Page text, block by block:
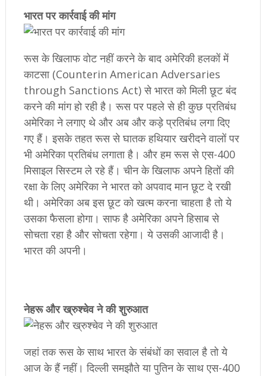
भारत पर कार्रवाई की मांग
रूस के खिलाफ वोट नहीं करने के बाद अमेरिकी हलकों में
काटसा (Counterin American Adversaries
through Sanctions Act) से भारत को मिली छूट बंद
करने की मांग हो रही है। रूस पर पहले से ही कुछ प्रतिबंध
अमेरिका ने लगाए थे और अब और कड़े प्रतिबंध लगा दिए
गए हैं। इसके तहत रूस से घातक हथियार खरीदने वालों पर
भी अमेरिका प्रतिबंध लगाता है। और हम रूस से एस-400
मिसाइल सिस्टम ले रहे हैं। चीन के खिलाफ अपने हितों की
रक्षा के लिए अमेरिका ने भारत को अपवाद मान छूट दे रखी
थी। अमेरिका अब इस छूट को खत्म करना चाहता है तो ये
उसका फैसला होगा। साफ है अमेरिका अपने हिसाब से
सोचता रहा है और सोचता रहेगा। ये उसकी आजादी है।
भारत की अपनी।
​नेहरू और ख्रुश्चेव ने की शुरुआत
जहां तक रूस के साथ भारत के संबंधों का सवाल है तो ये
आज के हैं नहीं। दिल्ली समझौते या पुतिन के साथ एस-400